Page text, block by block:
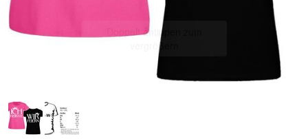
Doppelt antippen zum
vergrößern